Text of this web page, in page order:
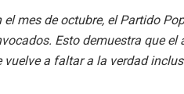
el mes de octubre, el Partido
Esto demuestra que
vuelve a faltar a la verdad